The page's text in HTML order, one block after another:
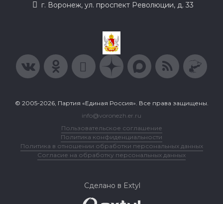
г. Воронеж, ул. проспект Революции, д. 33
© 2005-2026, Партия «Единая Россия». Все права защищены.
info@voronezh.er.ru
Пользовательское соглашение
Политика конфиденциальности
Политика в отношении обработки персональных данных
Согласие на обработку персональных данных
Сделано в Extyl